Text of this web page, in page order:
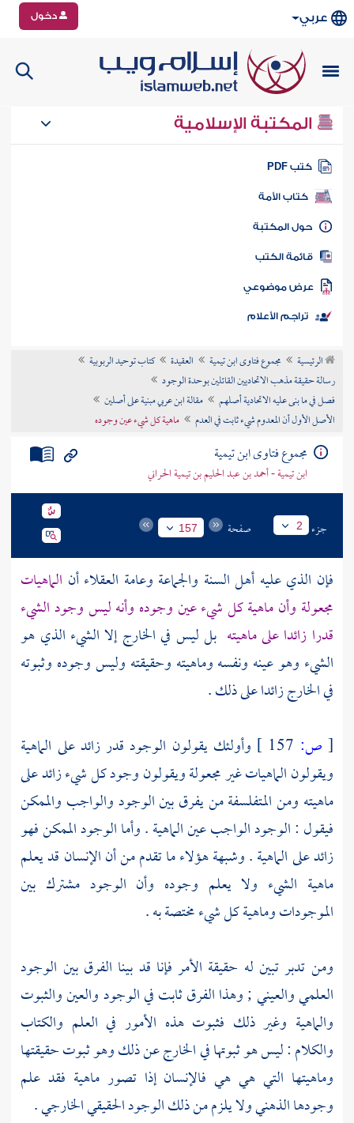
عربي دخول
المكتبة الإسلامية
كتب PDF
كتاب الأمة
المكتبة
الكتب
موضوعي
تراجم الأعلام
الرئيسية مجموع فتاوى ابن تيمية العقيدة
كتاب توحيد الربوبية
رسالة حقيقة مذهب الاتحاديين القائلين بوحدة الوجود
فصل في ما بنى عليه الاتحادية أصلهم
مقالة ابن عربي مبنية على أصلين
الأصل الأول أن المعدوم شيء ثابت في العدم
ماهية كل شيء عين وجوده
مجموع فتاوى ابن تيمية
ابن تيمية - أحمد بن عبد الحليم بن تيمية الحراني
جزء 2 صفحة 157
فإن الذي عليه أهل السنة والجماعة وعامة العقلاء أن الماهيات
مجعولة وأن ماهية كل شيء عين وجوده وأنه ليس وجود الشيء
قدرا زائدا على ماهيته بل ليس في الخارج إلا الشيء الذي هو
الشيء وهو عينه ونفسه وماهيته وحقيقته وليس وجوده وثبوته
في الخارج زائدا على ذلك .
[ ص:
وأولئك يقولون الوجود قدر زائد على الماهية
ويقولون الماهيات غير مجعولة ويقولون وجود كل شيء زائد على
ماهيته ومن المتفلسفة من يفرق بين الوجود والواجب والممكن
فيقول : الوجود الواجب عين الماهية . وأما الوجود الممكن فهو
زائد على الماهية . وشبهة هؤلاء ما تقدم من أن الإنسان قد يعلم
ماهية الشيء ولا يعلم وجوده وأن الوجود مشترك بين
الموجودات وماهية كل شيء مختصة به .
ومن تدبر تبين له حقيقة الأمر فإنا قد بينا الفرق بين الوجود
العلمي والعيني ; وهذا الفرق ثابت في الوجود والعين والثبوت
والماهية وغير ذلك فثبوت هذه الأمور في العلم والكتاب
والكلام : ليس هو ثبوتها في الخارج عن ذلك وهو ثبوت حقيقتها
وماهيتها التي هي هي فالإنسان إذا تصور ماهية فقد علم
وجودها الذهني ولا يلزم من ذلك الوجود الحقيقي الخارجي .